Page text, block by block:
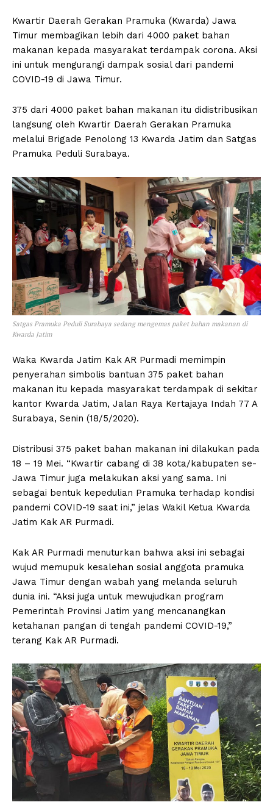
Kwartir Daerah Gerakan Pramuka (Kwarda) Jawa
Timur membagikan lebih dari 4000 paket bahan
makanan kepada masyarakat terdampak corona. Aksi
ini untuk mengurangi dampak sosial dari pandemi
COVID-19 di Jawa Timur.
375 dari 4000 paket bahan makanan itu didistribusikan
langsung oleh Kwartir Daerah Gerakan Pramuka
melalui Brigade Penolong 13 Kwarda Jatim dan Satgas
Pramuka Peduli Surabaya.
Satgas Pramuka Peduli Surabaya sedang mengemas paket bahan makanan di
Kwarda Jatim
Waka Kwarda Jatim Kak AR Purmadi memimpin
penyerahan simbolis bantuan 375 paket bahan
makanan itu kepada masyarakat terdampak di sekitar
kantor Kwarda Jatim, Jalan Raya Kertajaya Indah 77 A
Surabaya, Senin (18/5/2020).
Distribusi 375 paket bahan makanan ini dilakukan pada
18 – 19 Mei. “Kwartir cabang di 38 kota/kabupaten se-
Jawa Timur juga melakukan aksi yang sama. Ini
sebagai bentuk kepedulian Pramuka terhadap kondisi
pandemi COVID-19 saat ini,” jelas Wakil Ketua Kwarda
Jatim Kak AR Purmadi.
Kak AR Purmadi menuturkan bahwa aksi ini sebagai
wujud memupuk kesalehan sosial anggota pramuka
Jawa Timur dengan wabah yang melanda seluruh
dunia ini. “Aksi juga untuk mewujudkan program
Pemerintah Provinsi Jatim yang mencanangkan
ketahanan pangan di tengah pandemi COVID-19,”
terang Kak AR Purmadi.